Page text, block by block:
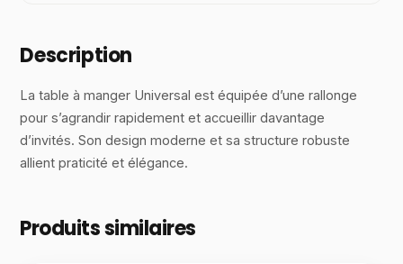
Description
La table à manger Universal est équipée d’une rallonge
pour s’agrandir rapidement et accueillir davantage
d’invités. Son design moderne et sa structure robuste
allient praticité et élégance.
Produits similaires